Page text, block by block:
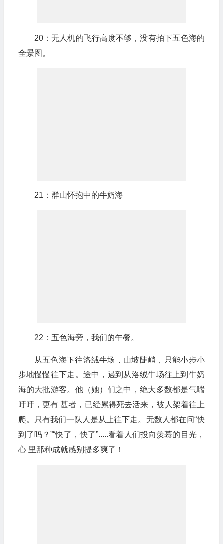
20：无人机的飞行高度不够，没有拍下五色海的
全景图。
21：群山怀抱中的牛奶海
22：五色海旁，我们的午餐。
从五色海下往洛绒牛场，山坡陡峭，只能小步小
步地慢慢往下走。途中，遇到从洛绒牛场往上到牛奶
海的大批游客。他（她）们之中，绝大多数都是气喘
吁吁，更有 甚者，已经累得死去活来，被人架着往上
爬。只有我们一队人是从上往下走。无数人都在问“快
到了吗？”“快了，快了”.....看着人们投向羡慕的目光，
心 里那种成就感别提多爽了！